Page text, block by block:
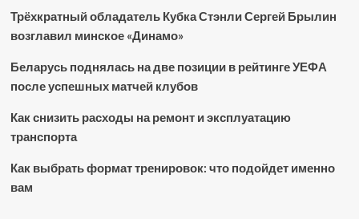
Трёхкратный обладатель Кубка Стэнли Сергей Брылин
возглавил минское «Динамо»
Беларусь поднялась на две позиции в рейтинге УЕФА
после успешных матчей клубов
Как снизить расходы на ремонт и эксплуатацию
транспорта
Как выбрать формат тренировок: что подойдет именно
вам